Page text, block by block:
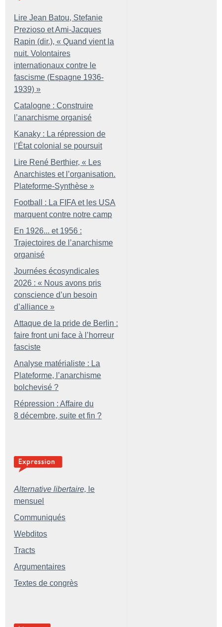
Lire Jean Batou, Stefanie
Prezioso et Ami-Jacques
Rapin (dir.), « Quand vient la
nuit. Volontaires
internationaux contre le
fascisme (Espagne 1936-
1939) »
Catalogne : Construire
l’anarchisme organisé
Kanaky : La répression de
l’État colonial se poursuit
Lire René Berthier, « Les
Anarchistes et l’organisation.
Plateforme-Synthèse »
Football : La FIFA et les USA
marquent contre notre camp
En 1926... et 1956 :
Trajectoires de l’anarchisme
organisé
Journées écosyndicales
2026 : « Nous avons pris
conscience d’un besoin
d’alliance »
Attaque de la pride de Berlin :
faire front uni face à l’horreur
fasciste
Analyse matérialiste : La
Plateforme, l’anarchisme
bolchevisé ?
Répression : Affaire du
8 décembre, suite et fin ?
Alternative libertaire, le
mensuel
Communiqués
Webditos
Tracts
Argumentaires
Textes de congrès